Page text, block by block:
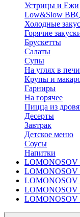
Устрицы и Ежи
Low&Slow
Холодные
Горячие
Брускетты
Салаты
Супы
На углях в
Крупы и
Гарниры
На горячее
Пицца из
Десерты
Завтрак
Детское меню
Соусы
Напитки
LOMONOSOV